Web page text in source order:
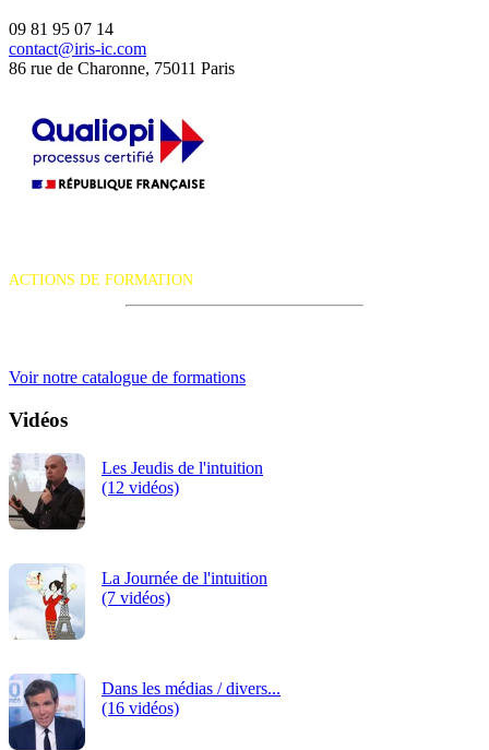
09 81 95 07 14
contact@iris-ic.com
86 rue de Charonne, 75011 Paris
ACTIONS DE FORMATION
Voir notre catalogue de formations
Vidéos
Les Jeudis de l'intuition
(12 vidéos)
La Journée de l'intuition
(7 vidéos)
Dans les médias / divers...
(16 vidéos)